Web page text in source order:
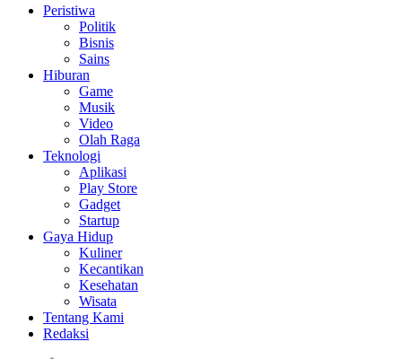
Peristiwa
Politik
Bisnis
Sains
Hiburan
Game
Musik
Video
Olah Raga
Teknologi
Aplikasi
Play Store
Gadget
Startup
Gaya Hidup
Kuliner
Kecantikan
Kesehatan
Wisata
Tentang Kami
Redaksi